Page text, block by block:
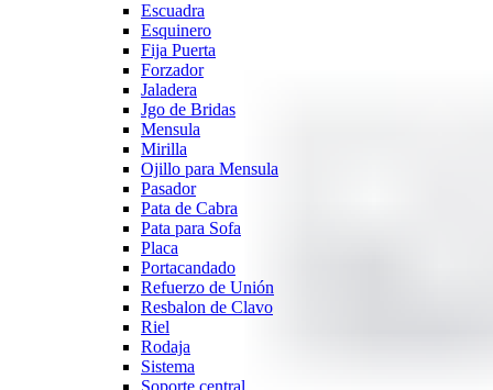
Escuadra
Esquinero
Fija Puerta
Forzador
Jaladera
Jgo de Bridas
Mensula
Mirilla
Ojillo para Mensula
Pasador
Pata de Cabra
Pata para Sofa
Placa
Portacandado
Refuerzo de Unión
Resbalon de Clavo
Riel
Rodaja
Sistema
Soporte central